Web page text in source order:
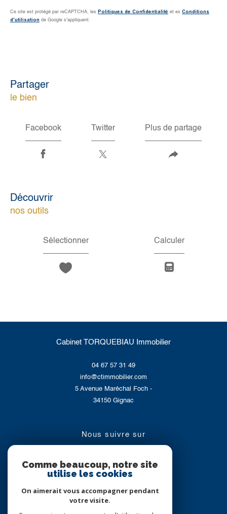
Ce site est protégé par reCAPTCHA, les Politiques de Confidentialité et es Conditions
d'utilisation de Google s'appliquent.
partager
le bien
Facebook Twitter Plus de partage
découvrir
nos outils
Sélectionner Calculer
Cabinet TORQUEBIAU Immobilier
04 67 57 31 49
info@ctimmobilier.com
5 Avenue Maréchal Foch -
34150
Gignac
nous suivre sur
Comme beaucoup, notre site
utilise les cookies
On aimerait vous accompagner pendant
votre visite.